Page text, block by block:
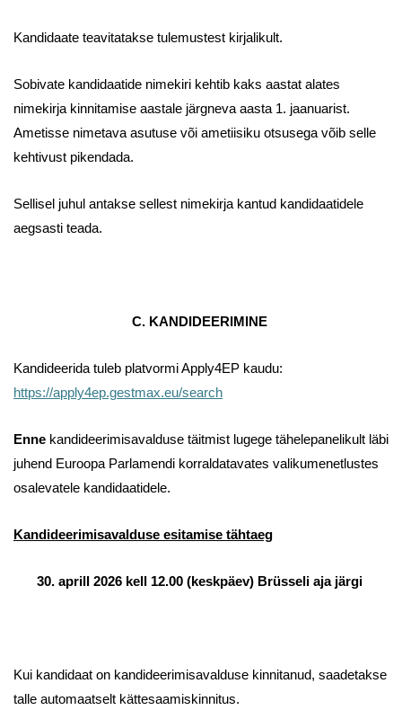
Kandidaate teavitatakse tulemustest kirjalikult.
Sobivate kandidaatide nimekiri kehtib kaks aastat alates
nimekirja kinnitamise aastale järgneva aasta 1. jaanuarist.
Ametisse nimetava asutuse või ametiisiku otsusega võib selle
kehtivust pikendada.
Sellisel juhul antakse sellest nimekirja kantud kandidaatidele
aegsasti teada.
C. KANDIDEERIMINE
Kandideerida tuleb platvormi Apply4EP kaudu:
https://apply4ep.gestmax.eu/search
Enne kandideerimisavalduse täitmist lugege tähelepanelikult läbi
juhend Euroopa Parlamendi korraldatavates valikumenetlustes
osalevatele kandidaatidele.
Kandideerimisavalduse esitamise tähtaeg
30. aprill 2026 kell 12.00 (keskpäev) Brüsseli aja järgi
Kui kandidaat on kandideerimisavalduse kinnitanud, saadetakse
talle automaatselt kättesaamiskinnitus.